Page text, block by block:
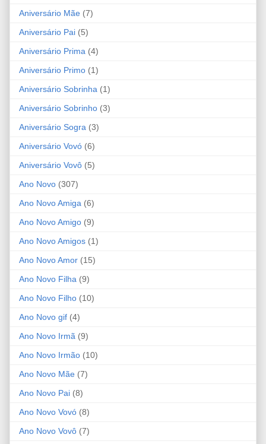
Aniversário Mãe (7)
Aniversário Pai (5)
Aniversário Prima (4)
Aniversário Primo (1)
Aniversário Sobrinha (1)
Aniversário Sobrinho (3)
Aniversário Sogra (3)
Aniversário Vovó (6)
Aniversário Vovô (5)
Ano Novo (307)
Ano Novo Amiga (6)
Ano Novo Amigo (9)
Ano Novo Amigos (1)
Ano Novo Amor (15)
Ano Novo Filha (9)
Ano Novo Filho (10)
Ano Novo gif (4)
Ano Novo Irmã (9)
Ano Novo Irmão (10)
Ano Novo Mãe (7)
Ano Novo Pai (8)
Ano Novo Vovó (8)
Ano Novo Vovô (7)